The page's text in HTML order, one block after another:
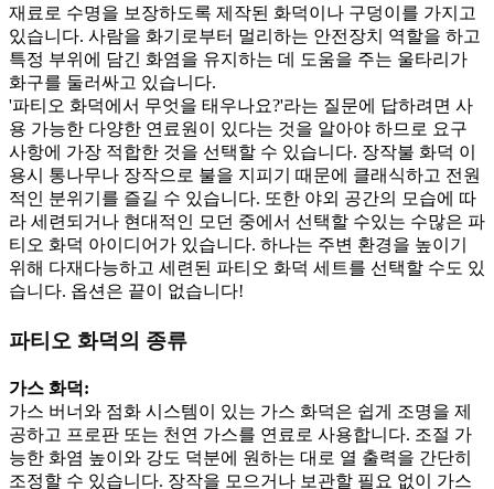
재료로 수명을 보장하도록 제작된 화덕이나 구덩이를 가지고
있습니다. 사람을 화기로부터 멀리하는 안전장치 역할을 하고
특정 부위에 담긴 화염을 유지하는 데 도움을 주는 울타리가
화구를 둘러싸고 있습니다.
'파티오 화덕에서 무엇을 태우나요?'라는 질문에 답하려면 사
용 가능한 다양한 연료원이 있다는 것을 알아야 하므로 요구
사항에 가장 적합한 것을 선택할 수 있습니다. 장작불 화덕 이
용시 통나무나 장작으로 불을 지피기 때문에 클래식하고 전원
적인 분위기를 즐길 수 있습니다. 또한 야외 공간의 모습에 따
라 세련되거나 현대적인 모던 중에서 선택할 수있는 수많은 파
티오 화덕 아이디어가 있습니다. 하나는 주변 환경을 높이기
위해 다재다능하고 세련된 파티오 화덕 세트를 선택할 수도 있
습니다. 옵션은 끝이 없습니다!
파티오 화덕의 종류
가스 화덕:
가스 버너와 점화 시스템이 있는 가스 화덕은 쉽게 조명을 제
공하고 프로판 또는 천연 가스를 연료로 사용합니다. 조절 가
능한 화염 높이와 강도 덕분에 원하는 대로 열 출력을 간단히
조정할 수 있습니다. 장작을 모으거나 보관할 필요 없이 가스